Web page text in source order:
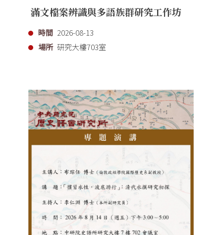
滿文檔案辨識與多語族群研究工作坊
時間 2026-08-13
場所 研究大樓703室